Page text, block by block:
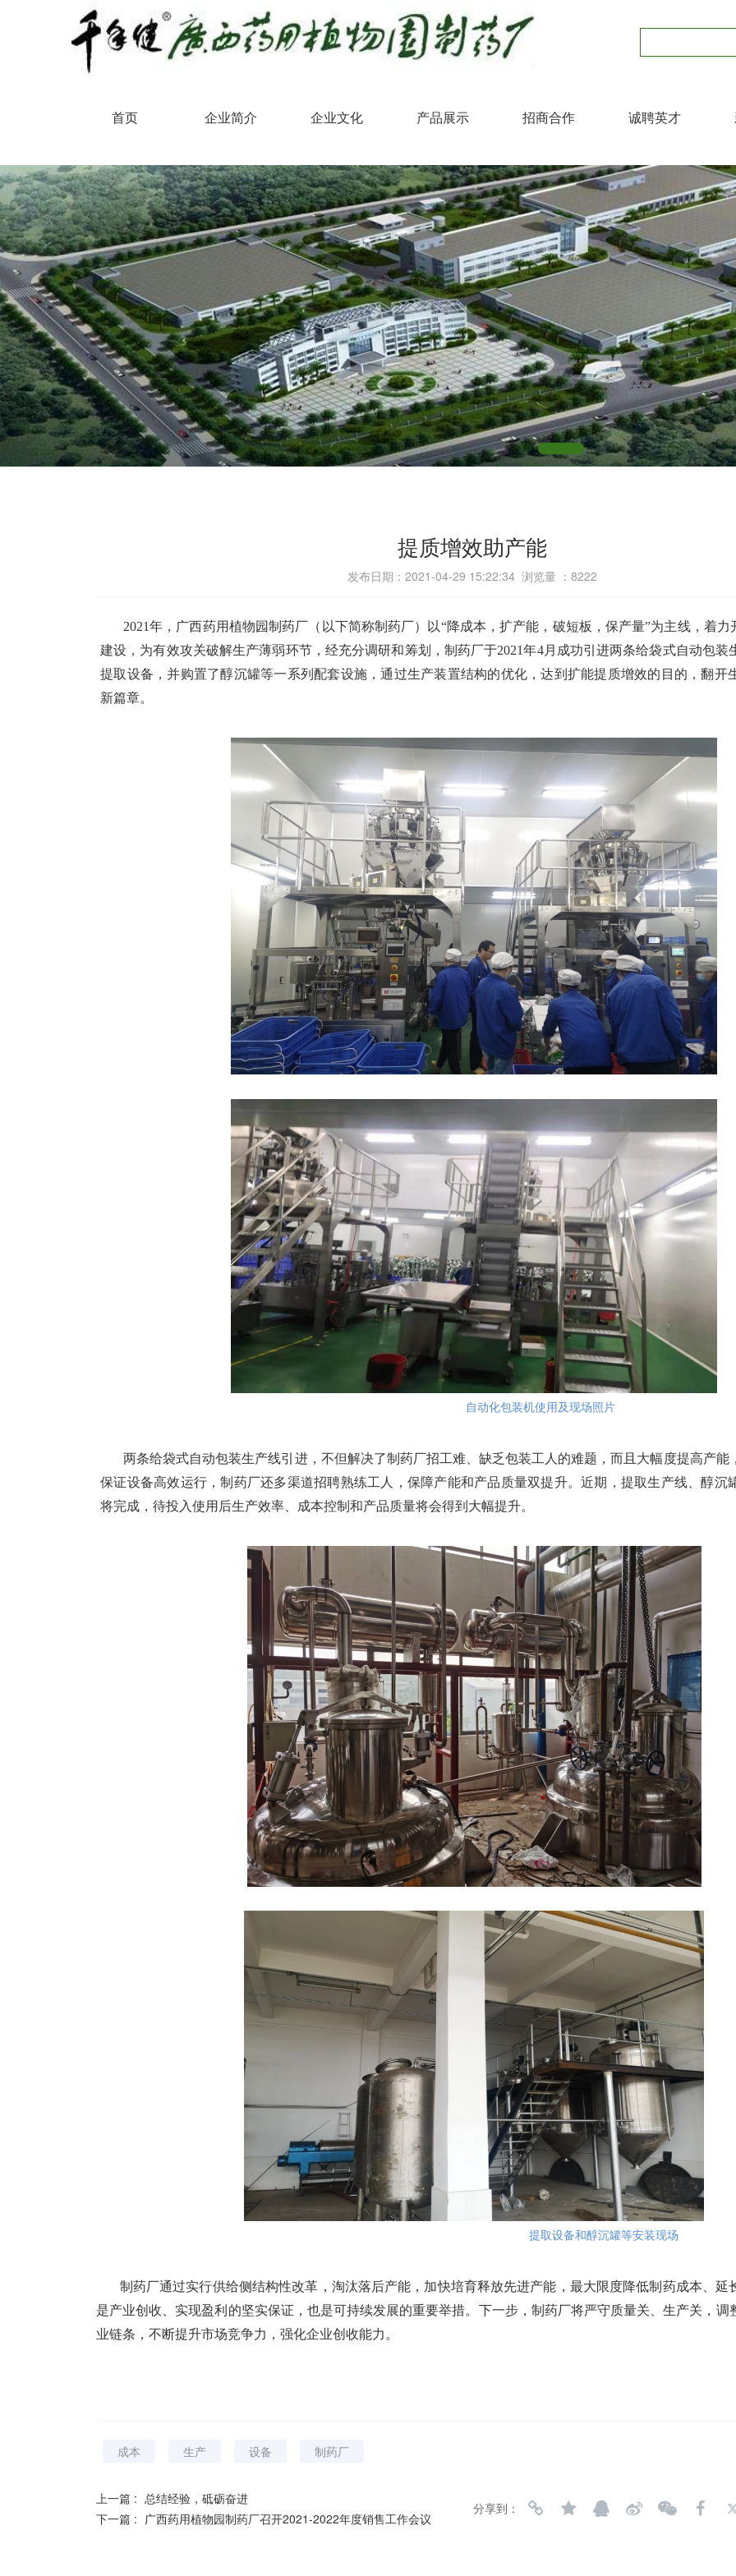
首页 企业简介 企业文化 产品展示 招商合作 诚聘英才
提质增效助产能
发布日期：2021-04-29 15:22:34 浏览量 ： 8222
2021年，广西药用植物园制药厂（以下简称制药厂）以“降成本，扩产能，破短板，保产量”为主线，着力
建设，为有效攻关破解生产薄弱环节，经充分调研和筹划，制药厂于2021年4月成功引进两条给袋式自动包装
提取设备，并购置了醇沉罐等一系列配套设施，通过生产装置结构的优化，达到扩能提质增效的目的，翻开
新篇章。
自动化包装机使用及现场照片
两条给袋式自动包装生产线引进，不但解决了制药厂招工难、缺乏包装工人的难题，而且大幅度提高产能
保证设备高效运行，制药厂还多渠道招聘熟练工人，保障产能和产品质量双提升。近期，提取生产线、醇沉
将完成，待投入使用后生产效率、成本控制和产品质量将会得到大幅提升。
提取设备和醇沉罐等安装现场
制药厂通过实行供给侧结构性改革，淘汰落后产能，加快培育释放先进产能，最大限度降低制药成本、延
是产业创收、实现盈利的坚实保证，也是可持续发展的重要举措。下一步，制药厂将严守质量关、生产关，调
业链条，不断提升市场竞争力，强化企业创收能力。
成本 生产 设备 制药厂
上一篇 : 总结经验，砥砺奋进
下一篇 : 广西药用植物园制药厂召开2021-2022年度销售工作会议
分享到：